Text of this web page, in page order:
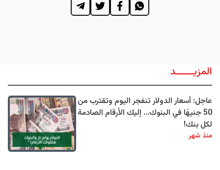
المزيــــــد
عاجل: أسعار الدولار تنفجر اليوم وتقترب من
50 جنيهًا في البنوك... إليك الأرقام الصادمة
لكل بنك!
منذ شهر